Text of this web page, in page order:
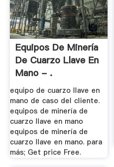
Equipos De Minería
De Cuarzo Llave En
Mano - .
equipo de cuarzo llave en
mano de caso del cliente.
equipos de minería de
cuarzo llave en mano
equipos de minería de
cuarzo llave en mano. para
más; Get price Free.